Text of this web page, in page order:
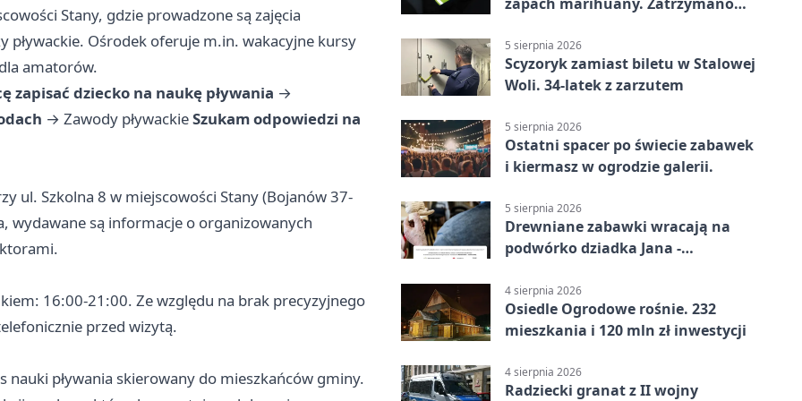
Stany, gdzie prowadzone są zajęcia
pływackie. Ośrodek oferuje m.in. wakacyjne kursy
amatorów.
zapisać dziecko na naukę pływania →
→ Zawody pływackieSzukam odpowiedzi na
ul. Szkolna 8 w miejscowości Stany (Bojanów 37-
wydawane są informacje o organizowanych
16:00-21:00. Ze względu na brak precyzyjnego
przed wizytą.
pływania skierowany do mieszkańców gminy.
5 sierpnia 2026
Scyzoryk zamiast biletu w Stalowej
Woli. 34-latek z zarzutem
5 sierpnia 2026
Ostatni spacer po świecie zabawek
i kiermasz w ogrodzie galerii.
5 sierpnia 2026
Drewniane zabawki wracają na
podwórko dziadka Jana -
4 sierpnia 2026
Osiedle Ogrodowe rośnie. 232
mieszkania i 120 mln zł inwestycji
4 sierpnia 2026
Radziecki granat z II wojny